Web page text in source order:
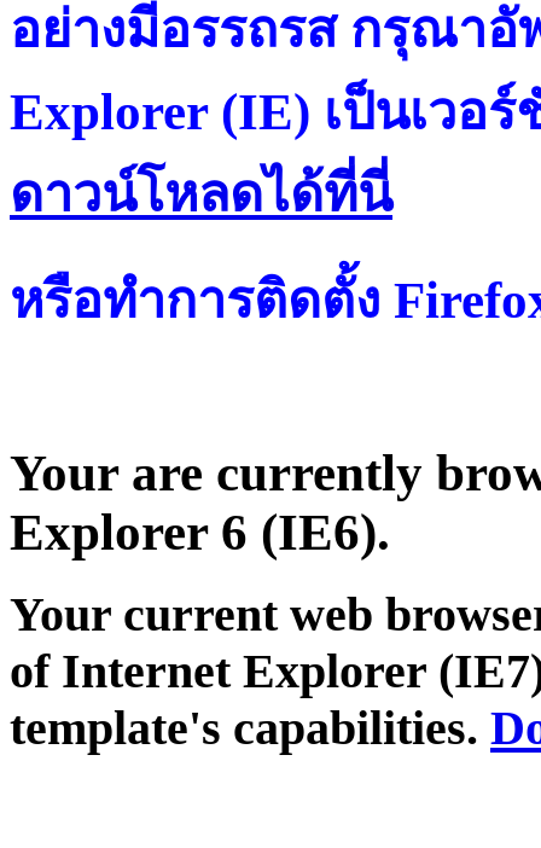
อย่างมีอรรถรส กรุณาอั
Explorer (IE) เป็นเวอ
ดาวน์โหลดได้ที่น
หรือทำการติดตั้ง
Your are currently
Explorer 6 (IE6).
Your current web
of Internet Explorer
template's capabilities.